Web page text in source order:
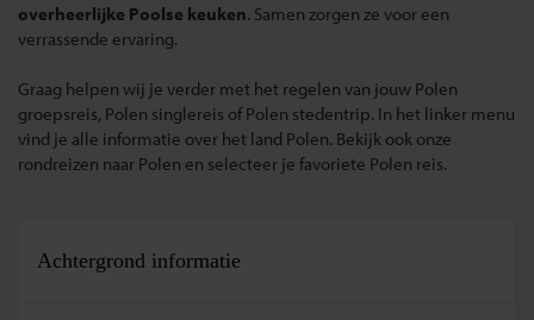
overheerlijke Poolse keuken. Samen zorgen ze voor een
verrassende ervaring.
Graag helpen wij je verder met het regelen van jouw Polen
groepsreis, Polen singlereis of Polen stedentrip. In het linker menu
vind je alle informatie over het land Polen. Bekijk ook onze
rondreizen naar Polen en selecteer je favoriete Polen reis.
Achtergrond informatie